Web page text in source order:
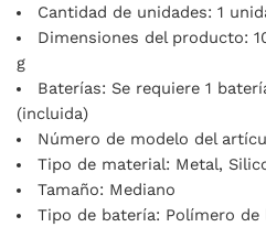
Cantidad de unidades: 1
Dimensiones del producto:
g
Baterías: Se requiere 1
(incluida)
Número de modelo del
Tipo de material: Metal,
Tamaño: Mediano
Tipo de batería: Polímero de